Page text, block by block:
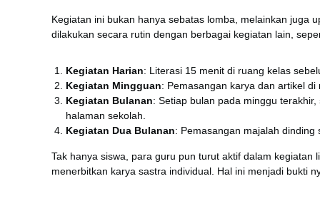
Kegiatan ini bukan hanya sebatas lomba, melainkan juga
dilakukan secara rutin dengan berbagai kegiatan lain,
Kegiatan Harian: Literasi 15 menit di ruang kelas
Kegiatan Mingguan: Pemasangan karya dan artikel di
Kegiatan Bulanan: Setiap bulan pada minggu
halaman sekolah.
Kegiatan Dua Bulanan: Pemasangan majalah dinding
Tak hanya siswa, para guru pun turut aktif dalam
menerbitkan karya sastra individual. Hal ini menjadi bukti